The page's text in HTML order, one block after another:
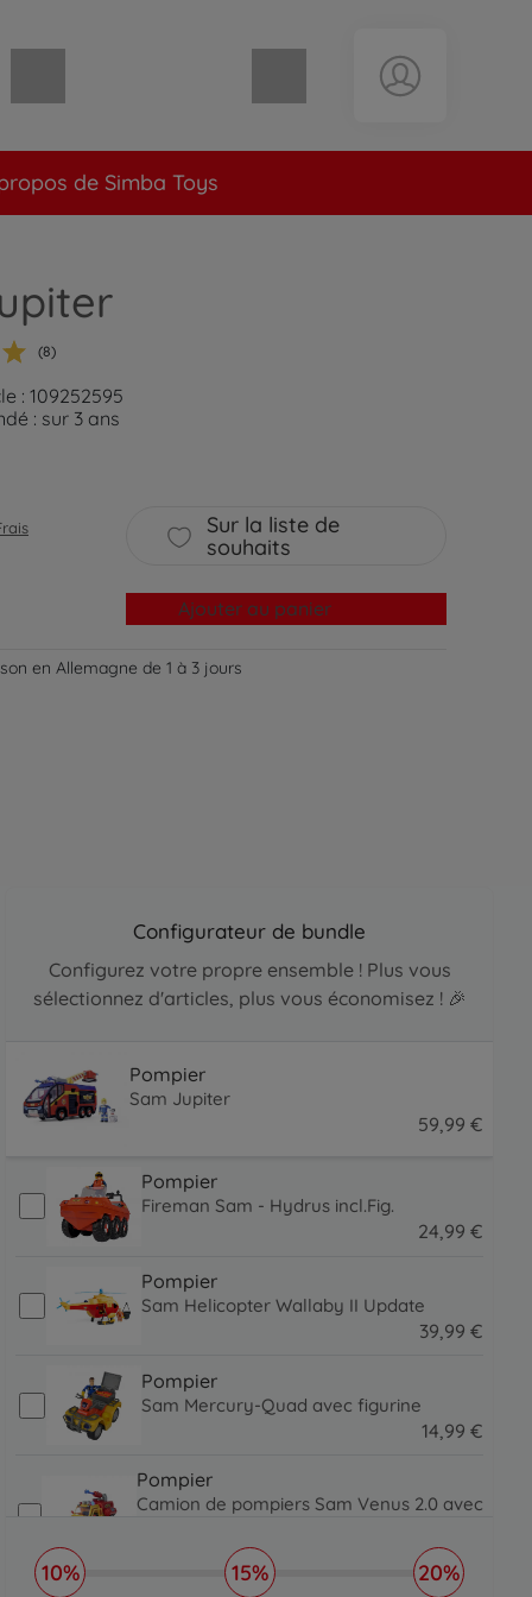
de Simba Toys
(8)
: 109252595
: sur 3 ans
Sur la liste de
souhaits
Ajouter au panier
en Allemagne de 1 à 3 jours
Configurateur de bundle
Configurez votre propre ensemble ! Plus vous
sélectionnez d'articles, plus vous économisez ! 🎉
Pompier
Sam Jupiter
59,99 €
Pompier
Fireman Sam - Hydrus incl.Fig.
24,99 €
Pompier
Sam Helicopter Wallaby II Update
39 99 €
Pompier
Sam Mercury-Quad avec figurine
14 99 €
Pompier
Camion de pompiers Sam Venus 2.0 avec
32,99
32.99 EUR
10% 15% 20%